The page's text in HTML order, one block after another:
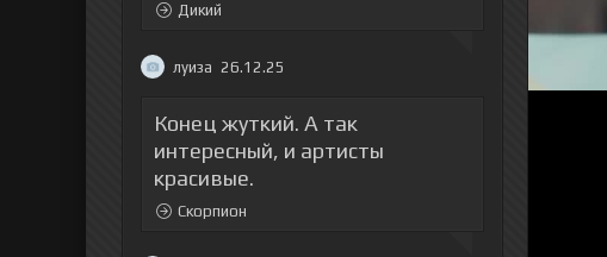
Дикий
луиза 26.12.25
Конец жуткий. А так
интересный, и артисты
красивые.
Скорпион